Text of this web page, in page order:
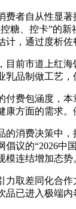
自从性显著
糖、控卡”的
，通过度析
市道上红海
品制做工艺
包涵度，本
方面的需求。
费决策中，
倡议的“2026
连结增加态势
差同化合作
已进入极端内